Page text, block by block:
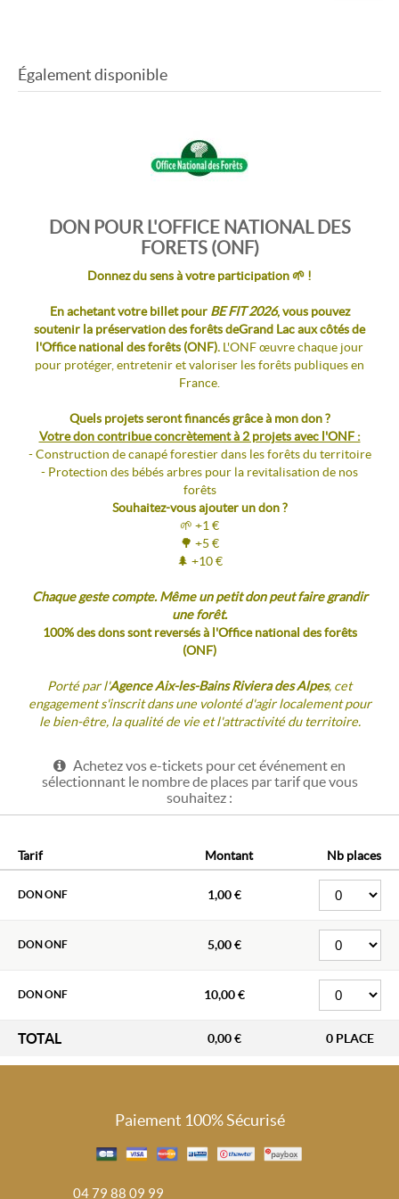
16h30 : Automassage, les secrets de la beauté
chinoise - Académie des facialistes
9h00 : Le souffle Yin / le souffle Yang : réguler
l'énergie par la respiration - Garry DUMONT
10h: L'énergie du Qi, réharmoniser son énergie
16h30 - Feng Shiu - Mme DESCHAMPS
En option pour chaque parcours: 50 % de
réduction pour la Conférence deLoic TERNISIEN
du Jeudi 3 Septembre 2026 à 20h30 au Centre des
Congrès : " Reprends le pouvoir sur ta santé" (5 €
Également disponible
DON POUR L'OFFICE NATIONAL DES
FORETS (ONF)
Donnez du sens à votre participation🌱 !
En achetant votre billet pour BE FIT 2026, vous pouvez
soutenir la préservation des forêts deGrand Lac aux côtés de
l'Office national des forêts (ONF). L'ONF œuvre chaque jour
pour protéger, entretenir et valoriser les forêts publiques en
France.
Quels projets seront financés grâce à mon don ?
Votre don contribue concrètement à 2 projets avec l'ONF :
- Construction de canapé forestier dans les forêts du territoire
- Protection des bébés arbres pour la revitalisation de nos
forêts
Souhaitez-vous ajouter un don ?
🌱 +1 €
🌳 +5 €
🌲 +10 €
Chaque geste compte. Même un petit don peut faire grandir
une forêt.
100% des dons sont reversés à l'Office national des forêts
(ONF)
Porté par l'Agence Aix-les-Bains Riviera des Alpes, cet
engagement s'inscrit dans une volonté d'agir localement pour
le bien-être, la qualité de vie et l'attractivité du territoire.
Achetez vos e-tickets pour cet événement en
sélectionnant le nombre de places par tarif que vous
souhaitez :
Tarif Montant Nb places
DON ONF 1,00 €
DON ONF 5,00 €
DON ONF 10,00 €
TOTAL 0,00 € 0 PLACE
Paiement 100% Sécurisé
04 79 88 09 99